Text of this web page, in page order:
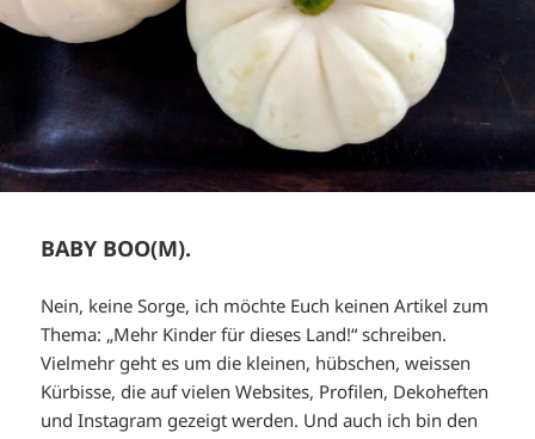
BABY BOO(M).
Nein, keine Sorge, ich möchte Euch keinen Artikel zum
Thema: „Mehr Kinder für dieses Land!“ schreiben.
Vielmehr geht es um die kleinen, hübschen, weissen
Kürbisse, die auf vielen Websites, Profilen, Dekoheften
und Instagram gezeigt werden. Und auch ich bin den